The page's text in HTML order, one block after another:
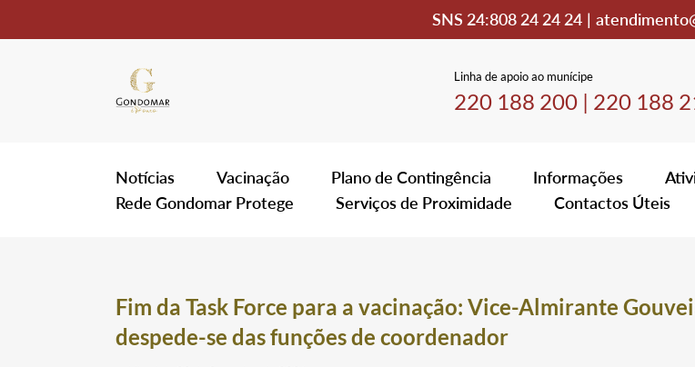
SNS 24:808 24 24 24 |
Linha de apoio ao munícipe
220 188 200| 220 188
Notícias Vacinação Plano de Contingência Informações
Rede Gondomar Protege
Serviços de Proximidade Contactos Úteis
Fim da Task Force para a vacinação: Vice-Almirante
despede-se das funções de coordenador